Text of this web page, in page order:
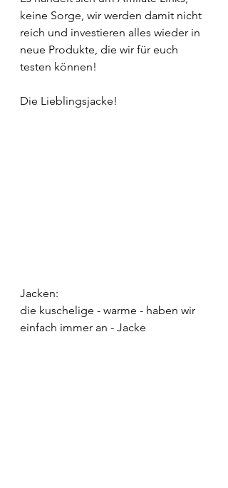
keine Sorge, wir werden damit nicht
reich und investieren alles wieder in
neue Produkte, die wir für euch
testen können!
Die Lieblingsjacke!
Jacken:
die kuschelige - warme - haben wir
einfach immer an - Jacke